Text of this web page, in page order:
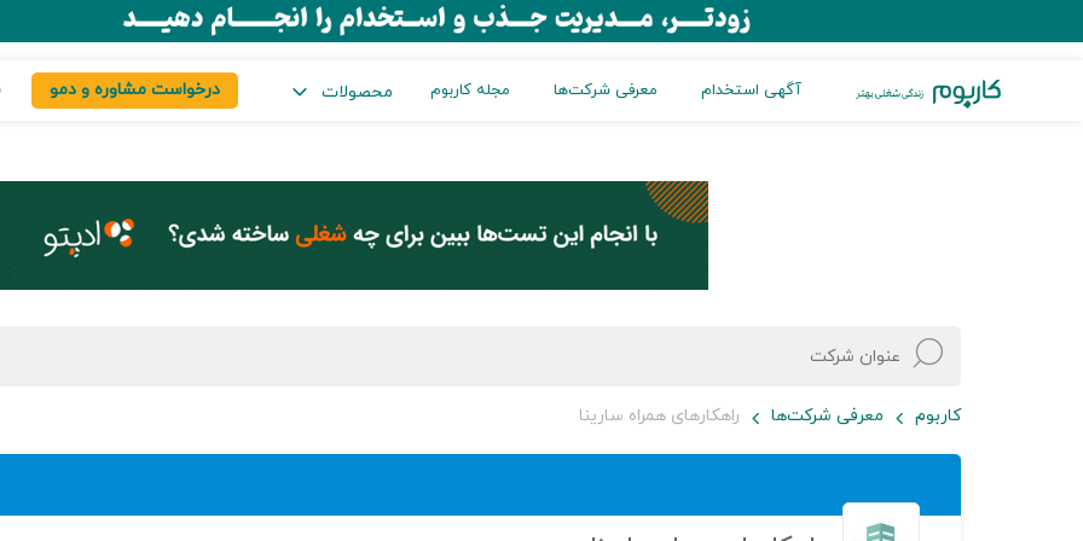
آگهی استخدام معرفی شرکت‌ها مجله کاربوم محصولات درخواست مشاوره و دمو
کاربوم معرفی شرکت‌ها راهکارهای همراه سارینا